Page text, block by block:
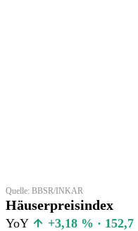
Quelle: BBSR/INKAR
Häuserpreisindex
YoY +3,18 % · 152,7